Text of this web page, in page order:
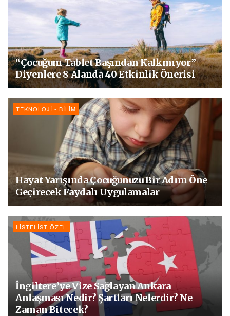
“Çocuğum Tablet Başından Kalkmıyor”
Diyenlere 8 Alanda 40 Etkinlik Önerisi
TEKNOLOJI - BILIM
Hayat Yarışında Çocuğunuzu Bir Adım Öne
Geçirecek Faydalı Uygulamalar
LISTELIST ÖZEL
İngiltere’ye Vize Sağlayan Ankara
Anlaşması Nedir? Şartları Nelerdir? Ne
Zaman Bitecek?